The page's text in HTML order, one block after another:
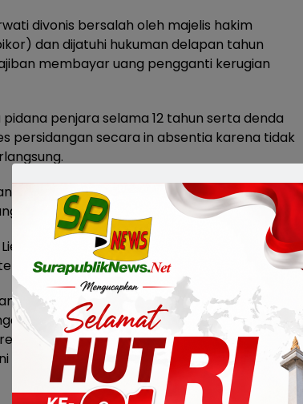
divonis bersalah oleh majelis hakim
dan dijatuhi hukuman delapan tahun
membayar uang pengganti kerugian
penjara selama 12 tahun serta denda
persidangan secara in absentia karena tidak
dieksekusi untuk menjalani masa
berada di Porong, Kabupaten Sidoarjo.
Susilowati, adik dari Liauw Inggarwati, yang
diburu Tim Tabur Kejari Surabaya.
perkara yang sama, yakni Wonggo Prayitno,
dan Korporasi Bank Jatim, serta Arya
Menengah dan Korporasi Bank Jatim, telah
hukuman penjara masing-masing selama